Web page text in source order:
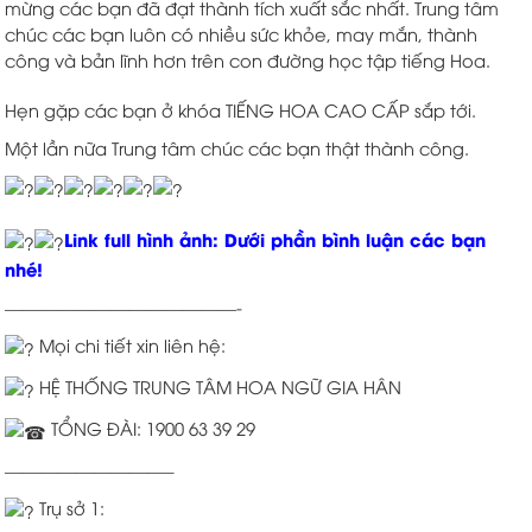
mừng các bạn đã đạt thành tích xuất sắc nhất. Trung tâm
chúc các bạn luôn có nhiều sức khỏe, may mắn, thành
công và bản lĩnh hơn trên con đường học tập tiếng Hoa.
Hẹn gặp các bạn ở khóa TIẾNG HOA CAO CẤP sắp tới.
Một lần nữa Trung tâm chúc các bạn thật thành công.
Link full hình ảnh: Dưới phần bình luận các bạn
nhé!
—————————————-
Mọi chi tiết xin liên hệ:
HỆ THỐNG TRUNG TÂM HOA NGỮ GIA HÂN
TỔNG ĐÀI: 1900 63 39 29
—————————–
Trụ sở 1: